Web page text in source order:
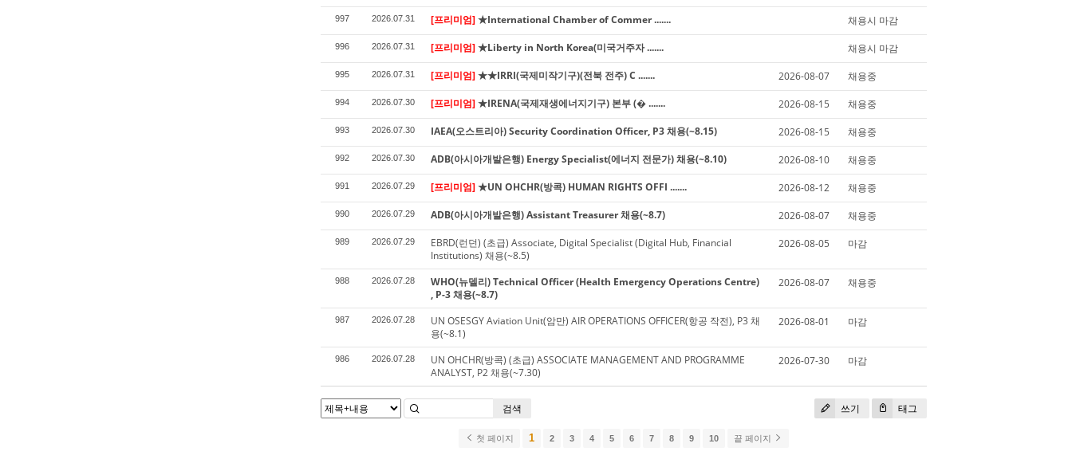
997 2026.07.31 [프리미엄]★International Chamber of Commer ....... 채용시 마감
996 2026.07.31 [프리미엄]★Liberty in North Korea(미국거주자 ....... 채용시 마감
995 2026.07.31 [프리미엄]★★IRRI(국제미작기구)(전북 전주) C ....... 2026-08-07 채용중
994 2026.07.30 [프리미엄]★IRENA(국제재생에너지기구) 본부 (� ....... 2026-08-15 채용중
993 2026.07.30 IAEA(오스트리아) Security Coordination Officer, P3 채용(~8.15) 2026-08-15 채용중
992 2026.07.30 ADB(아시아개발은행) Energy Specialist(에너지 전문가) 채용(~8.10) 2026-08-10 채용중
991 2026.07.29 [프리미엄]★UN OHCHR(방콕) HUMAN RIGHTS OFFI ....... 2026-08-12 채용중
990 2026.07.29 ADB(아시아개발은행) Assistant Treasurer 채용(~8.7) 2026-08-07 채용중
989 2026.07.29
EBRD(런던) (초급) Associate, Digital Specialist (Digital Hub, Financial
Institutions) 채용(~8.5)
2026-08-05 마감
988 2026.07.28
WHO(뉴델리) Technical Officer (Health Emergency Operations Centre)
, P-3 채용(~8.7)
2026-08-07 채용중
987 2026.07.28
UN OSESGY Aviation Unit(암만) AIR OPERATIONS OFFICER(항공 작전), P3 채
용(~8.1)
2026-08-01 마감
986 2026.07.28
UN OHCHR(방콕) (초급) ASSOCIATE MANAGEMENT AND PROGRAMME
ANALYST, P2 채용(~7.30)
2026-07-30 마감
쓰기 태그
검색
첫 페이지 1 2 3 4 5 6 7 8 9 10 끝 페이지